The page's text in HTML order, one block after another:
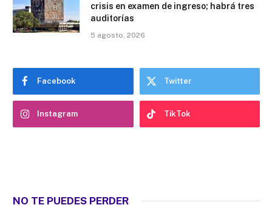
crisis en examen de ingreso; habrá tres
auditorías
5 agosto, 2026
Facebook Twitter
Instagram TikTok
NO TE PUEDES PERDER